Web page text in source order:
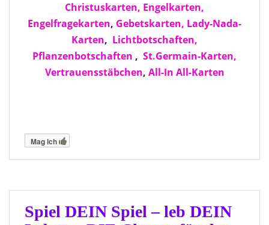
Christuskarten, Engelkarten,
Engelfragekarten, Gebetskarten, Lady-Nada-
Karten, Lichtbotschaften,
Pflanzenbotschaften , St.Germain-Karten,
Vertrauensstäbchen, All-In All-Karten
Mag ich
Spiel DEIN Spiel – leb DEIN